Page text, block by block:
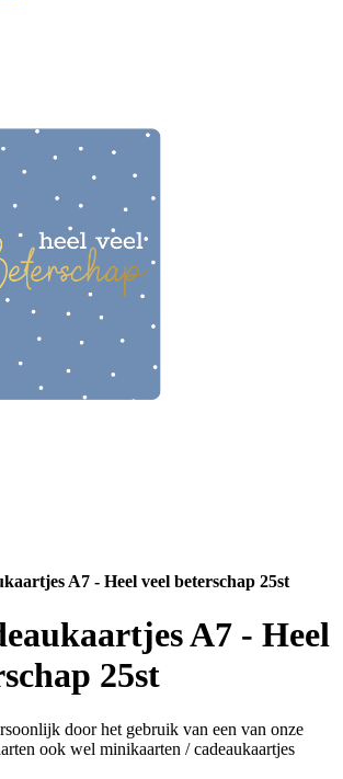
A7 - Heel veel beterschap 25st
A7 - Heel
25st
door het gebruik van een van onze
ook wel minikaarten / cadeaukaartjes